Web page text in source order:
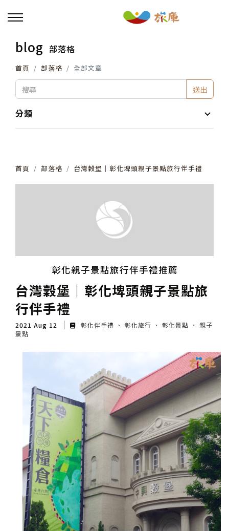
回主選單
活動報名
小旅行及主題導覽
其他活動
blog 部落格
首頁 部落格 全部文章
送出
分類
首頁 部落格 台灣穀堡│彰化埤頭親子景點旅行伴手禮
彰化親子景點旅行伴手禮推薦
台灣穀堡│彰化埤頭親子景點旅
行伴手禮
2021 Aug 12 彰化伴手禮 彰化旅行 彰化景點
親子
景點